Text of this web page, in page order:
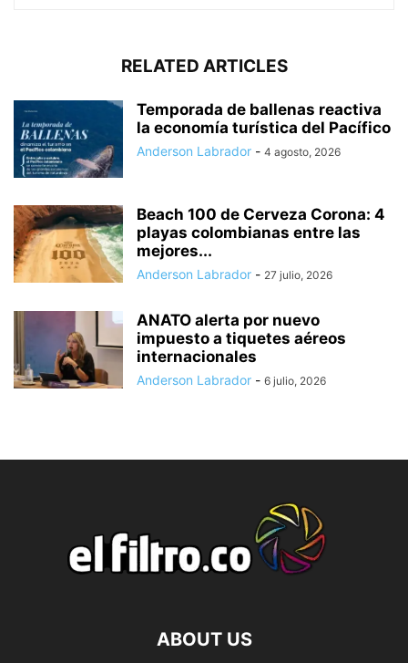
RELATED ARTICLES
Temporada de ballenas reactiva
la economía turística del Pacífico
Anderson Labrador - 4 agosto, 2026
Beach 100 de Cerveza Corona: 4
playas colombianas entre las
mejores...
Anderson Labrador - 27 julio, 2026
ANATO alerta por nuevo
impuesto a tiquetes aéreos
internacionales
Anderson Labrador - 6 julio, 2026
ABOUT US